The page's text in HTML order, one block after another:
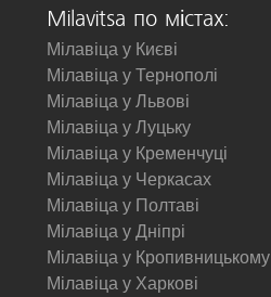
Milavitsa по містах:
Мілавіца у Києві
Мілавіца у Тернополі
Мілавіца у Львові
Мілавіца у Луцьку
Мілавіца у Кременчуці
Мілавіца у Черкасах
Мілавіца у Полтаві
Мілавіца у Дніпрі
Мілавіца у Кропивницькому
Мілавіца у Харкові